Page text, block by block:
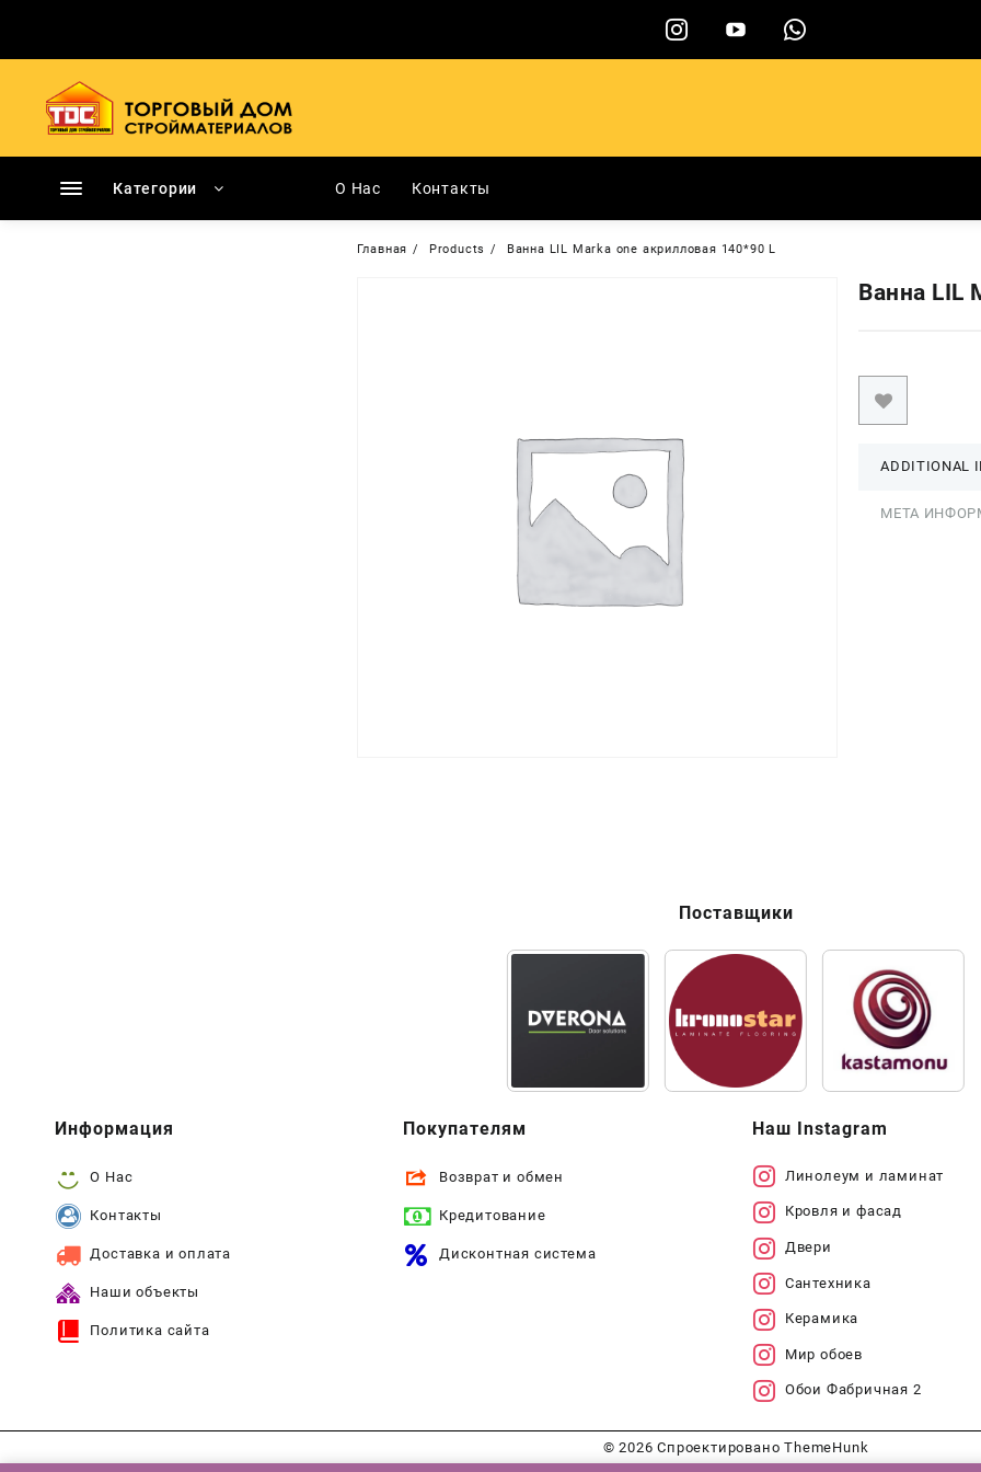
содержимому
Категории О Нас Контакты
Главная Products Ванна LIL Marka one акрилловая 140*90 L
Ванна LIL
ADDITIONAL
МЕТА
Поставщики
Информация
О Нас
Контакты
Доставка и оплата
Наши объекты
Политика сайта
Покупателям
Возврат и обмен
Кредитование
Дисконтная система
Наш Instagram
Линолеум и ламинат
Кровля и фасад
Двери
Сантехника
Керамика
Мир обоев
Обои Фабричная 2
© 2026Спроектировано ThemeHunk